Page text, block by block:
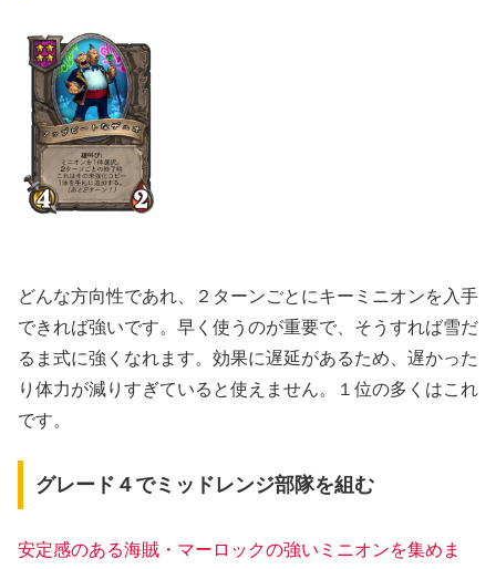
どんな方向性であれ、２ターンごとにキーミニオンを入手
できれば強いです。早く使うのが重要で、そうすれば雪だ
るま式に強くなれます。効果に遅延があるため、遅かった
り体力が減りすぎていると使えません。１位の多くはこれ
です。
グレード４でミッドレンジ部隊を組む
安定感のある海賊・マーロックの強いミニオンを集めま